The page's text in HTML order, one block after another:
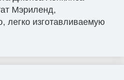
Мэриленд,
легко изготавливаемую